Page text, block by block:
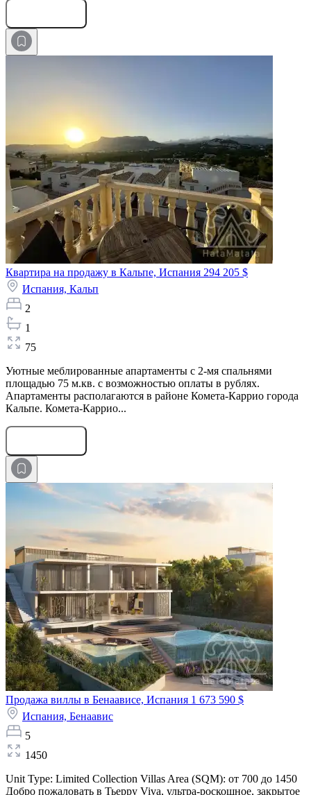
Квартира на продажу в Кальпе, Испания 294 205 $
Испания, Кальп
2
1
75
Уютные меблированные апартаменты с 2-мя спальнями
площадью 75 м.кв. с возможностью оплаты в рублях.
Апартаменты располагаются в районе Комета-Каррио города
Кальпе. Комета-Каррио...
Продажа виллы в Бенаависе, Испания 1 673 590 $
Испания, Бенаавис
5
1450
Unit Type: Limited Collection Villas Area (SQM): от 700 до 1450
Добро пожаловать в Тьерру Viva, ультра-роскошное, закрытое